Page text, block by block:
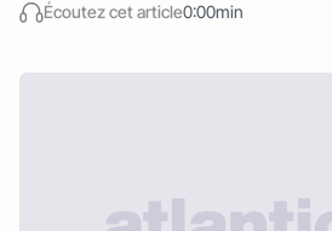
Écoutez cet article0:00min